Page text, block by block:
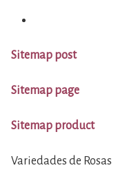
Sitemap post
Sitemap page
Sitemap product
Variedades de Rosas